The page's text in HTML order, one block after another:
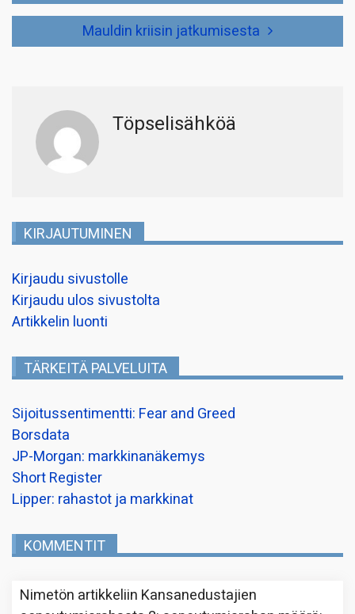
Mauldin kriisin jatkumisesta
Töpselisähköä
KIRJAUTUMINEN
Kirjaudu sivustolle
Kirjaudu ulos sivustolta
Artikkelin luonti
TÄRKEITÄ PALVELUITA
Sijoitussentimentti: Fear and Greed
Borsdata
JP-Morgan: markkinanäkemys
Short Register
Lipper: rahastot ja markkinat
KOMMENTIT
Nimetön artikkeliin Kansanedustajien